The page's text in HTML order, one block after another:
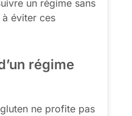
un régime sans
éviter ces
régime
ne profite pas